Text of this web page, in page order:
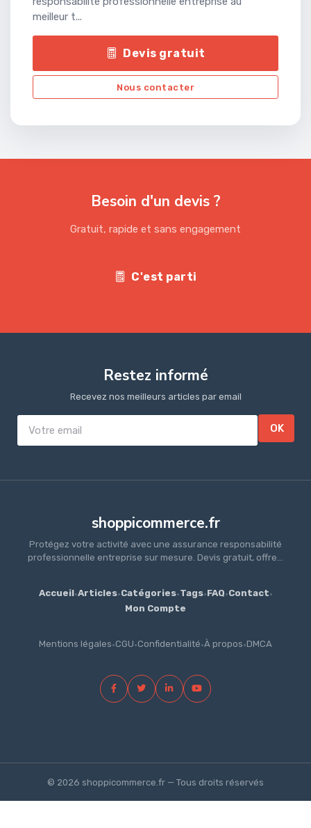
meilleur t...
Devis gratuit
Nous contacter
Besoin d'un devis ?
Gratuit, rapide et sans engagement
C'est parti
Restez informé
Recevez nos meilleurs articles par email
OK
shoppicommerce.fr
Protégez votre activité avec une assurance responsabilité
professionnelle entreprise sur mesure. Devis gratuit, offre...
Accueil·Articles·Catégories·Tags·FAQ·Contact·
Mon Compte
Mentions légales·CGU·Confidentialité·À propos·DMCA
© 2026 shoppicommerce.fr — Tous droits réservés